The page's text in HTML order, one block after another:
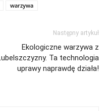
warzywa
Następny artykuł
Ekologiczne warzywa z
Ta technologia
uprawy naprawdę działa!